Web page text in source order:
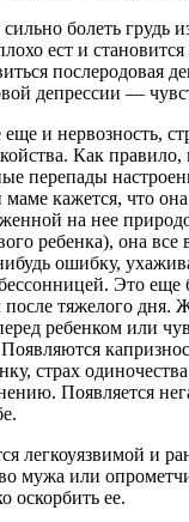
болеть грудь
ест и
послеродовая
депрессии —
и нервозность,
Как
перепады
кажется, что
на нее
ребенка), она все
ошибку,
бессонницей. Это
после тяжелого
ребенком или
страх
Появляется
легкоуязвимой и
мужа или
оскорбить ее.